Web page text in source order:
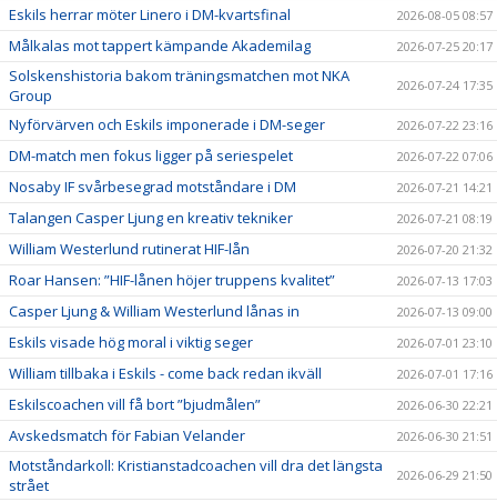
Eskils herrar möter Linero i DM-kvartsfinal 2026-08-05 08:57
Målkalas mot tappert kämpande Akademilag 2026-07-25 20:17
Solskenshistoria bakom träningsmatchen mot NKA
Group
2026-07-24 17:35
Nyförvärven och Eskils imponerade i DM-seger 2026-07-22 23:16
DM-match men fokus ligger på seriespelet 2026-07-22 07:06
Nosaby IF svårbesegrad motståndare i DM 2026-07-21 14:21
Talangen Casper Ljung en kreativ tekniker 2026-07-21 08:19
William Westerlund rutinerat HIF-lån 2026-07-20 21:32
Roar Hansen: ”HIF-lånen höjer truppens kvalitet” 2026-07-13 17:03
Casper Ljung & William Westerlund lånas in 2026-07-13 09:00
Eskils visade hög moral i viktig seger 2026-07-01 23:10
William tillbaka i Eskils - come back redan ikväll 2026-07-01 17:16
Eskilscoachen vill få bort ”bjudmålen” 2026-06-30 22:21
Avskedsmatch för Fabian Velander 2026-06-30 21:51
Motståndarkoll: Kristianstadcoachen vill dra det längsta
strået
2026-06-29 21:50